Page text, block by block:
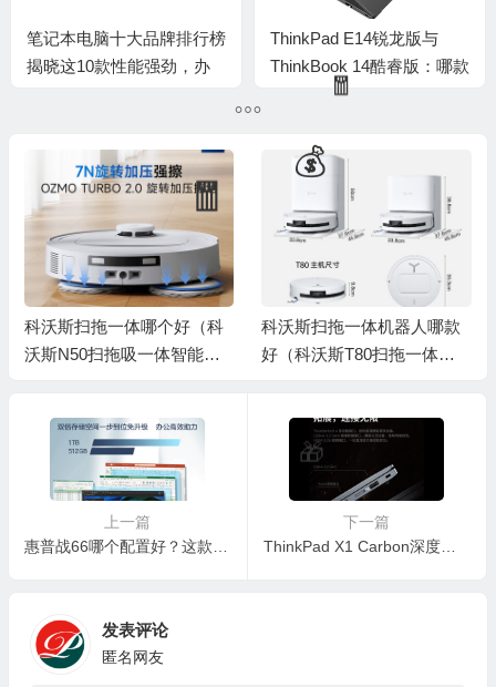
笔记本电脑十大品牌排行榜
揭晓这10款性能强劲，办
ThinkPad E14锐龙版与
ThinkBook 14酷睿版：哪款
笔记本更值得拥有？
科沃斯扫拖一体哪个好（科
沃斯N50扫拖吸一体智能家
科沃斯扫拖一体机器人哪款
好（科沃斯T80扫拖一体机
上一篇
惠普战66哪个配置好？这款高性能轻薄商务本值得你入手吗？
下一篇
ThinkPad X1 Carbon深度评测：商务精英的首选，是否值得你的青睐？
发表评论
匿名网友
🧧